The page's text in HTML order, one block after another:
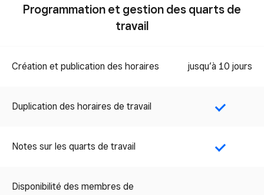
Programmation et gestion des quarts de
travail
Création et publication des horaires jusqu’à 10 jours
Duplication des horaires de travail Yes
Notes sur les quarts de travail Yes
Disponibilité des membres de